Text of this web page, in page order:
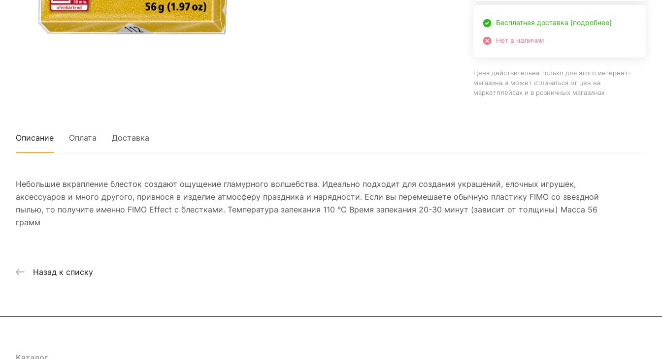
Бесплатная доставка [подробнее]
Нет в наличии
Цена действительна только для этого интернет-
магазина и может отличаться от цен на
маркетплейсах и в розничных магазинах
Описание Оплата Доставка
Небольшие вкрапление блесток создают ощущение гламурного волшебства. Идеально подходит для создания украшений, елочных игрушек,
аксессуаров и много другого, привнося в изделие атмосферу праздника и нарядности. Если вы перемешаете обычную пластику FIMO со звездной
пылью, то получите именно FIMO Effect с блестками. Температура запекания 110 °С Время запекания 20-30 минут (зависит от толщины) Масса 56
грамм
Назад к списку